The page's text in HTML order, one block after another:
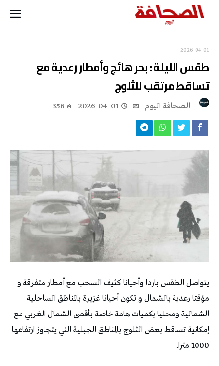
2026-04-01
طقس الليلة : بحر هائج وأمطار رعدية مع
تساقط مرتقب للثلوج
2026-04-01
356
يتواصل الطقس باردا وأحيانا كثيف السحب مع أمطار متفرقة و
مؤقتا رعدية بالشمال و تكون أحيانا غزيرة بالمناطق الساحلية
الشمالية ومحليا بكميات هامة خاصة بأقصى الشمال الغربي مع
إمكانية تساقط بعض الثلوج بالمناطق الجبلية التي يتجاوز ارتفاعها
1000 مترا.